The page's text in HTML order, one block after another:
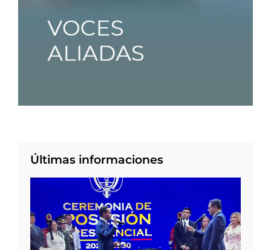
Últimas informaciones